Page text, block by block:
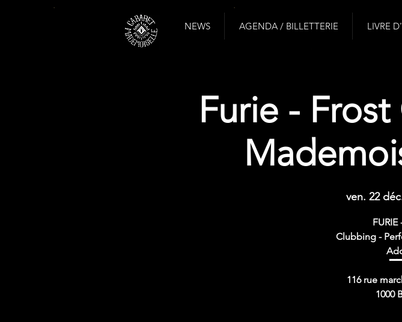
NEWS AGENDA / BILLETTERIE LIVRE
Furie - Frost
ven. 22
FURIE
Clubbing -
116 rue
1000